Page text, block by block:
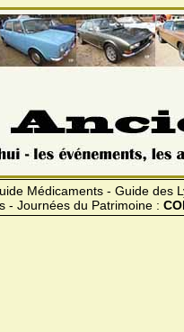
Médicaments - Guide des
- Journées du Patrimoine :